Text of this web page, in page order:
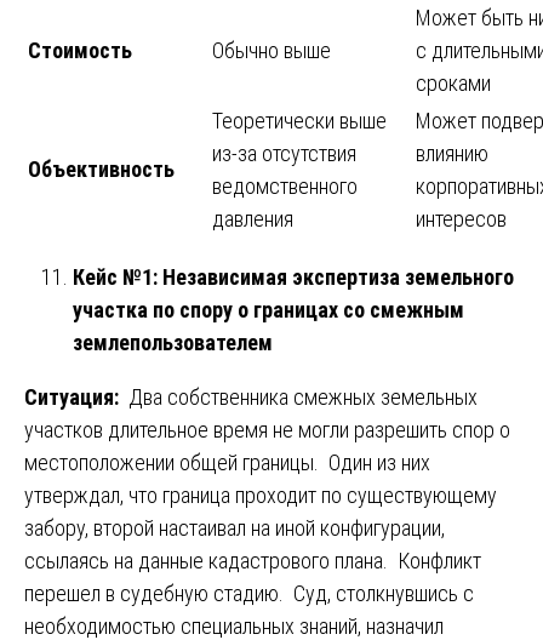
Стоимость Обычно выше
Может быть
с
сроками
Объективность
Теоретически выше
из-за отсутствия
ведомственного
давления
Может
влиянию
интересов
Кейс №1: Независимая экспертиза земельного
участка по спору о границах со смежным
землепользователем
Ситуация: Два собственника смежных земельных
участков длительное время не могли разрешить спор о
местоположении общей границы. Один из них
утверждал, что граница проходит по существующему
забору, второй настаивал на иной конфигурации,
ссылаясь на данные кадастрового плана. Конфликт
перешел в судебную стадию. Суд, столкнувшись с
необходимостью специальных знаний, назначил